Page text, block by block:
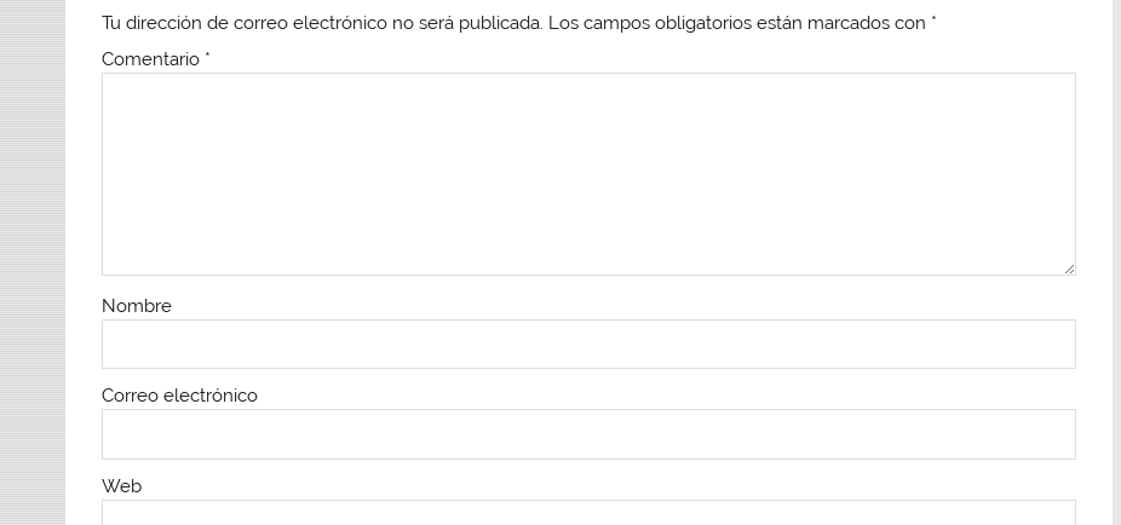
Tu dirección de correo electrónico no será publicada. Los campos obligatorios están marcados con *
Comentario *
Nombre
Correo electrónico
Web